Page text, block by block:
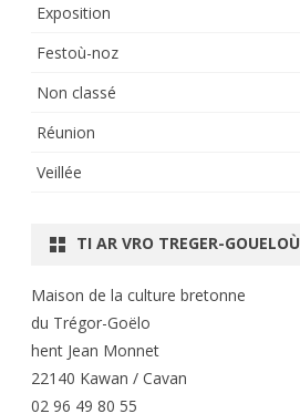
Exposition
Festoù-noz
Non classé
Réunion
Veillée
TI AR VRO TREGER-GOUELOÙ
Maison de la culture bretonne
du Trégor-Goëlo
hent Jean Monnet
22140 Kawan / Cavan
02 96 49 80 55